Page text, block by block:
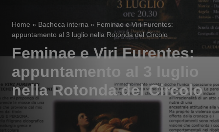
Home » Bacheca interna » Feminae e Viri Furentes:
appuntamento al 3 luglio nella Rotonda del Circolo
Feminae e Viri Furentes:
appuntamento al 3 luglio
nella Rotonda del Circolo